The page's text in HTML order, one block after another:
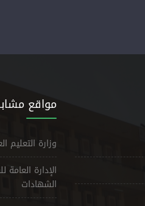
مواقع
وزارة التعليم
الإدارة
الشهادات